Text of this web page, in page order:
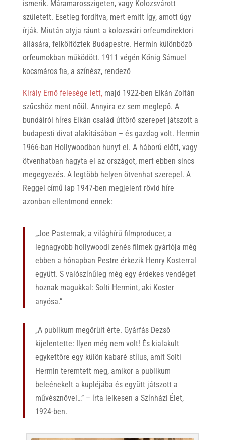
ismerik. Máramarosszigeten, vagy Kolozsvárott
született. Esetleg fordítva, mert emitt így, amott úgy
írják. Miután atyja ráunt a kolozsvári orfeumdirektori
állására, felköltöztek Budapestre. Hermin különböző
orfeumokban működött. 1911 végén Kőnig Sámuel
kocsmáros fia, a színész, rendező
Király Ernő felesége lett,majd 1922-ben Elkán Zoltán
szűcshöz ment nőül. Annyira ez sem meglepő. A
bundáiról híres Elkán család úttörő szerepet játszott a
budapesti divat alakításában – és gazdag volt. Hermin
1966-ban Hollywoodban hunyt el. A háború előtt, vagy
ötvenhatban hagyta el az országot, mert ebben sincs
megegyezés. A legtöbb helyen ötvenhat szerepel. A
Reggel című lap 1947-ben megjelent rövid híre
azonban ellentmond ennek:
„Joe Pasternak, a világhírű filmproducer, a
legnagyobb hollywoodi zenés filmek gyártója még
ebben a hónapban Pestre érkezik Henry Kosterral
együtt. S valószínűleg még egy érdekes vendéget
hoznak magukkal: Solti Hermint, aki Koster
anyósa.”
„A publikum megőrült érte. Gyárfás Dezső
kijelentette: Ilyen még nem volt! És kialakult
egykettőre egy külön kabaré stílus, amit Solti
Hermin teremtett meg, amikor a publikum
beleénekelt a kupléjába és együtt játszott a
művésznővel…” – írta lelkesen a Színházi Élet,
1924-ben.